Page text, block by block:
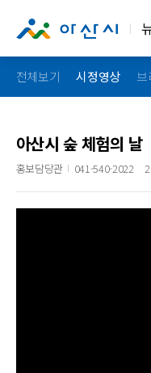
전체보기 시정영상 브
아산시 숲 체험의 날
홍보담당관 041-540-2022